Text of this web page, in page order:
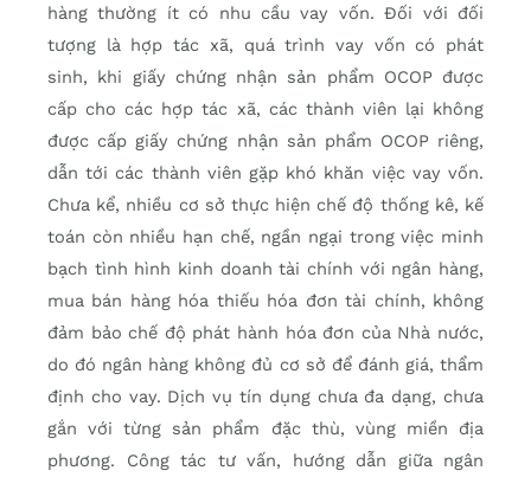
hàng thường ít có nhu cầu vay vốn. Đối với đối
tượng là hợp tác xã, quá trình vay vốn có phát
sinh, khi giấy chứng nhận sản phẩm OCOP được
cấp cho các hợp tác xã, các thành viên lại không
được cấp giấy chứng nhận sản phẩm OCOP riêng,
dẫn tới các thành viên gặp khó khăn việc vay vốn.
Chưa kể, nhiều cơ sở thực hiện chế độ thống kê, kế
toán còn nhiều hạn chế, ngần ngại trong việc minh
bạch tình hình kinh doanh tài chính với ngân hàng,
mua bán hàng hóa thiếu hóa đơn tài chính, không
đảm bảo chế độ phát hành hóa đơn của Nhà nước,
do đó ngân hàng không đủ cơ sở để đánh giá, thẩm
định cho vay. Dịch vụ tín dụng chưa đa dạng, chưa
gắn với từng sản phẩm đặc thù, vùng miền địa
phương. Công tác tư vấn, hướng dẫn giữa ngân